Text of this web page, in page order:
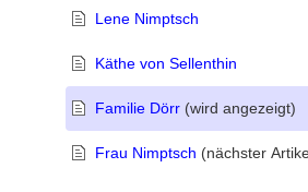
Lene Nimptsch
Käthe von Sellenthin
Familie Dörr(wird angezeigt)
Frau Nimptsch (nächster